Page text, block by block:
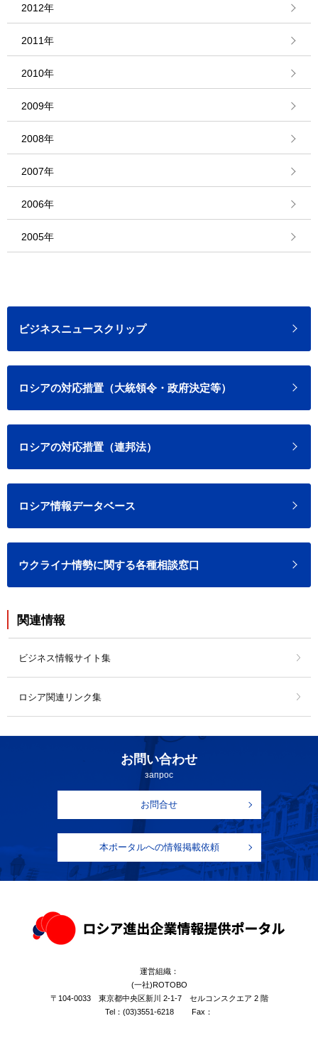
2012年
2011年
2010年
2009年
2008年
2007年
2006年
2005年
ビジネスニュースクリップ
ロシアの対応措置（大統領令・政府決定等）
ロシアの対応措置（連邦法）
ロシア情報データベース
ウクライナ情勢に関する各種相談窓口
関連情報
ビジネス情報サイト集
ロシア関連リンク集
お問い合わせ
запрос
お問合せ
本ポータルへの情報掲載依頼
運営組織：
(一社)ROTOBO
〒104-0033 東京都中央区新川 2-1-7 セルコンスクエア 2 階
Tel： (03)3551-6218 Fax：